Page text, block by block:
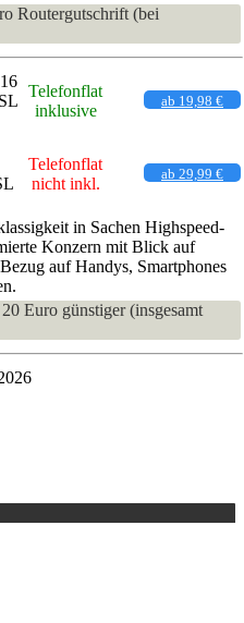
Routergutschrift (bei
Telefonflat
inklusive
ab 19,98 €
Telefonflat
nicht inkl.
ab 29,99 €
in Sachen Highspeed-
Konzern mit Blick auf
auf Handys, Smartphones
Euro günstiger (insgesamt